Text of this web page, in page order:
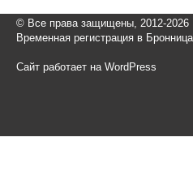
© Все права защищены, 2012-2026
Временная регистрация в
Сайт работает на WordPress